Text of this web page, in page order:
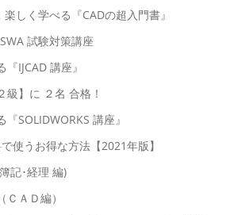
しく学べる『CADの超入門書』
試験対策講座
IJCAD 講座』
級】に ２名 合格！
SOLIDWORKS 講座』
使うお得な方法【2021年版】
記･経理 編)
ＣＡＤ編）